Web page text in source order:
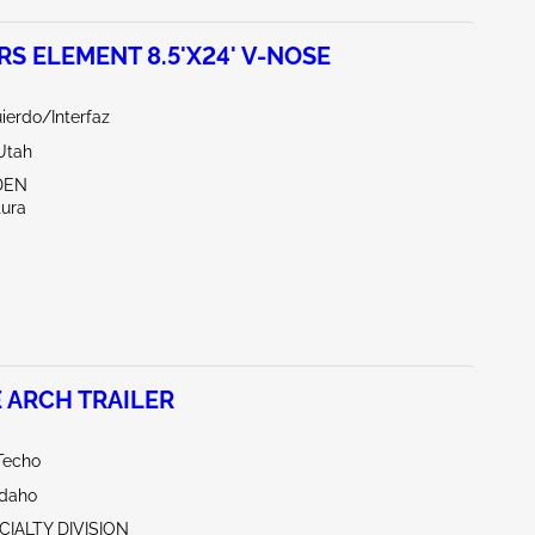
ELEMENT 8.5'X24' V-NOSE
Interfaz
TRAILER
DIVISION